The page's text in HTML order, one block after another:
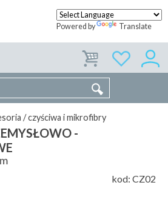
Powered by Translate
WSPÓŁPRACA KONTAKT
/czyściwa i mikrofibry
-
kod: CZ02